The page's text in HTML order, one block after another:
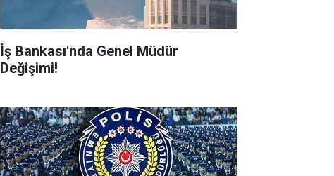
İş Bankası'nda Genel Müdür
Değişimi!